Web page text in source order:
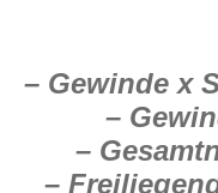
– Gewinde x
–
–
–